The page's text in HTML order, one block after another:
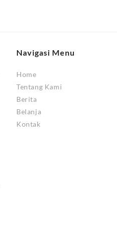
Navigasi Menu
Home
Tentang Kami
Berita
Belanja
Kontak